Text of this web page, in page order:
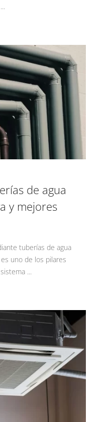
de agua
y mejores
tuberías de agua
uno de los pilares
...